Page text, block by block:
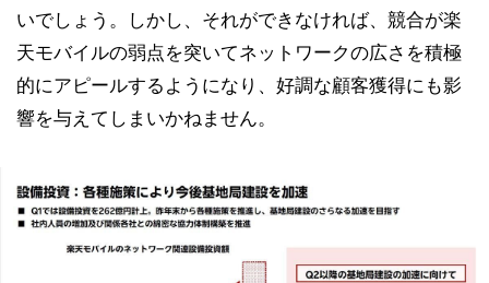
いでしょう。しかし、それができなければ、競合が楽
天モバイルの弱点を突いてネットワークの広さを積極
的にアピールするようになり、好調な顧客獲得にも影
響を与えてしまいかねません。